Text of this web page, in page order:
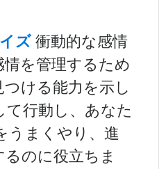
ズ衝動的な感情
を管理するため
ける能力を示し
て行動し、あなた
うまくやり、進
のに役立ちま